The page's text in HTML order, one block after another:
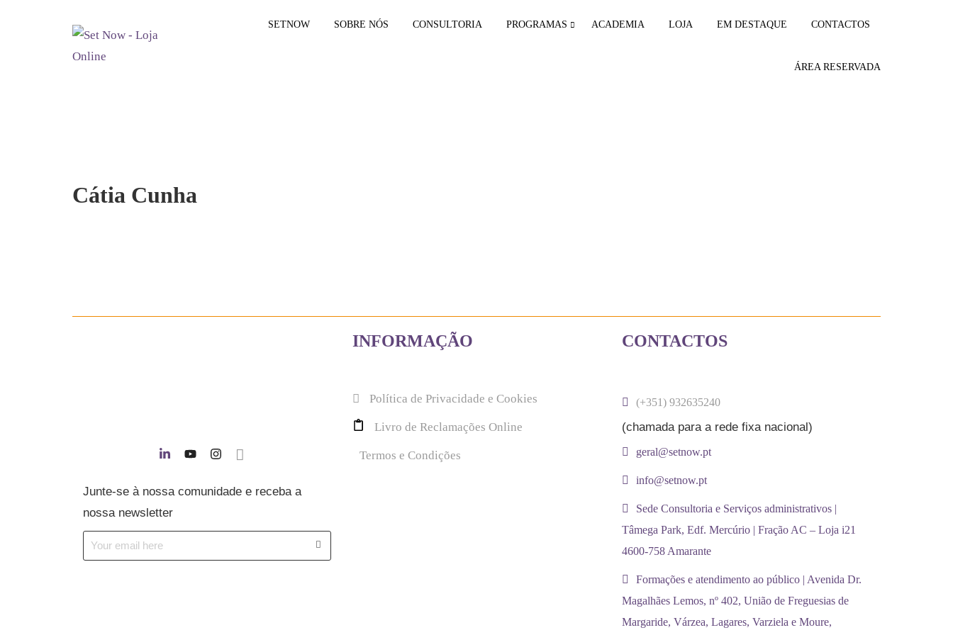
SETNOW SOBRE NÓS CONSULTORIA PROGRAMAS ACADEMIA LOJA EM DESTAQUE CONTACTOS
ÁREA RESERVADA
Cátia Cunha
Junte-se à nossa comunidade e receba a
nossa newsletter
INFORMAÇÃO
Política de Privacidade e Cookies
Livro de Reclamações Online
Termos e Condições
CONTACTOS
(+351) 932635240
(chamada para a rede fixa nacional)
geral@setnow.pt
info@setnow.pt
Sede Consultoria e Serviços administrativos |
Tâmega Park, Edf. Mercúrio | Fração AC – Loja i21
4600-758 Amarante
Formações e atendimento ao público | Avenida Dr.
Magalhães Lemos, nº 402, União de Freguesias de
Margaride, Várzea, Lagares, Varziela e Moure,